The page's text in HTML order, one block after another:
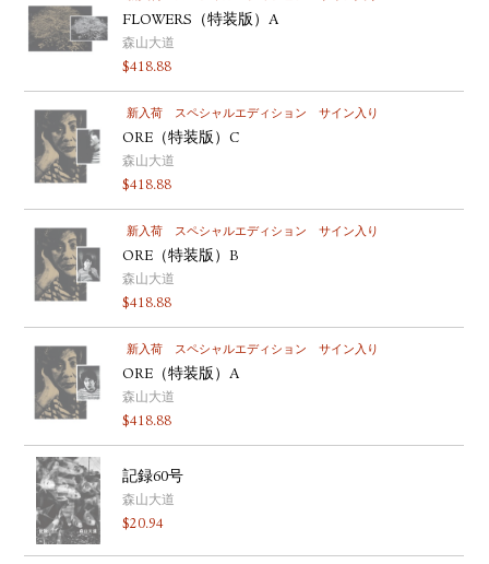
FLOWERS（特装版）A
森山大道
$418.88
新入荷 スペシャルエディション サイン入り
ORE（特装版）C
森山大道
$418.88
新入荷 スペシャルエディション サイン入り
ORE（特装版）B
森山大道
$418.88
新入荷 スペシャルエディション サイン入り
ORE（特装版）A
森山大道
$418.88
記録60号
森山大道
$20.94